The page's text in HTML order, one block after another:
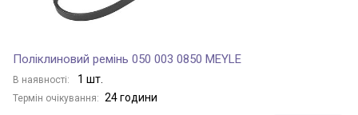
Поліклиновий ремінь 050 003 0850 MEYLE
В наявності: 1 шт.
Термін очікування: 24 години